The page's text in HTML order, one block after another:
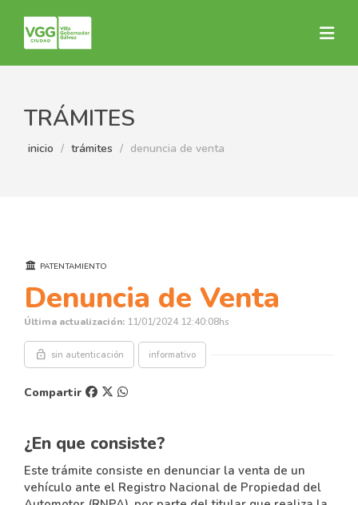
TRÁMITES
inicio trámites denuncia de venta
PATENTAMIENTO
Denuncia de Venta
Última actualización: 11/01/2024 12:40:08hs
lock_open sin autenticación informativo
Compartir
¿En que consiste?
Este trámite consiste en denunciar la venta de un
vehículo ante el Registro Nacional de Propiedad del